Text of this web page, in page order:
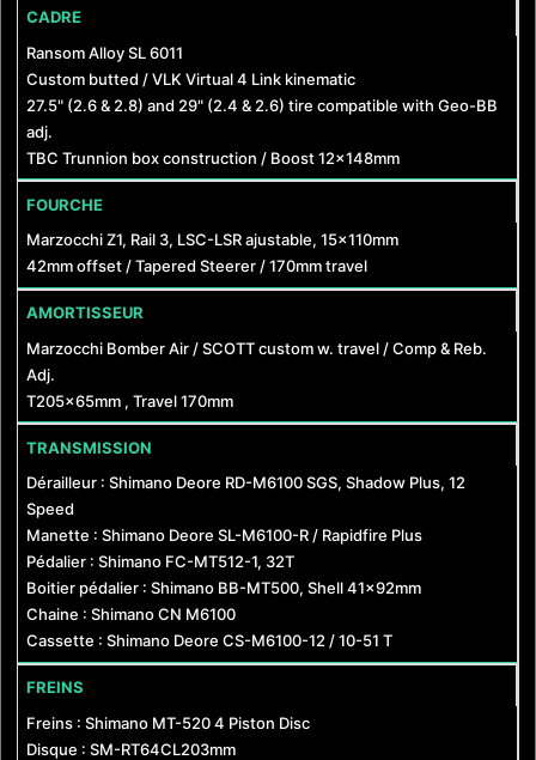
CADRE
Ransom Alloy SL 6011
Custom butted / VLK Virtual 4 Link kinematic
27.5" (2.6 & 2.8) and 29" (2.4 & 2.6) tire compatible with Geo-BB
adj.
TBC Trunnion box construction / Boost 12x148mm
FOURCHE
Marzocchi Z1, Rail 3, LSC-LSR ajustable, 15x110mm
42mm offset / Tapered Steerer / 170mm travel
AMORTISSEUR
Marzocchi Bomber Air / SCOTT custom w. travel / Comp & Reb.
Adj.
T205x65mm , Travel 170mm
TRANSMISSION
Dérailleur : Shimano Deore RD-M6100 SGS, Shadow Plus, 12
Speed
Manette : Shimano Deore SL-M6100-R / Rapidfire Plus
Pédalier : Shimano FC-MT512-1, 32T
Boitier pédalier : Shimano BB-MT500, Shell 41x92mm
Chaine : Shimano CN M6100
Cassette : Shimano Deore CS-M6100-12 / 10-51 T
FREINS
Freins : Shimano MT-520 4 Piston Disc
Disque : SM-RT64CL203mm